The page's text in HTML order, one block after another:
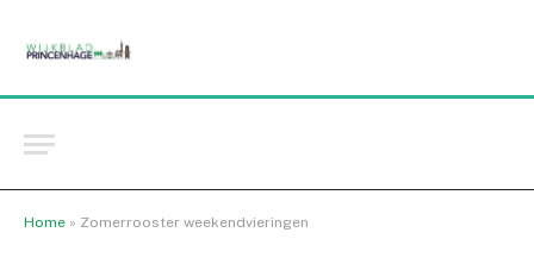
Home » Zomerrooster weekendvieringen